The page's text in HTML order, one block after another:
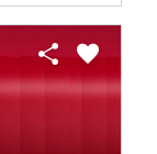
share favorite